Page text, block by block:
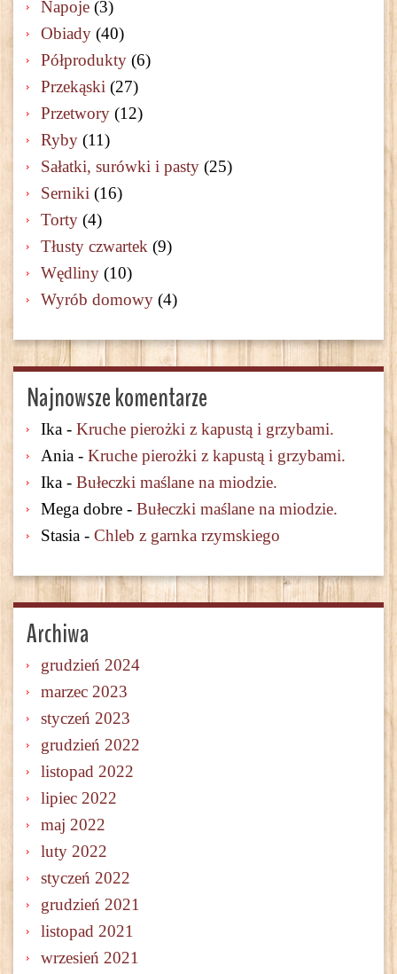
Napoje (3)
Obiady (40)
Półprodukty (6)
Przekąski (27)
Przetwory (12)
Ryby (11)
Sałatki, surówki i pasty (25)
Serniki (16)
Torty (4)
Tłusty czwartek (9)
Wędliny (10)
Wyrób domowy (4)
Najnowsze komentarze
Ika - Kruche pierożki z kapustą i grzybami.
Ania - Kruche pierożki z kapustą i grzybami.
Ika - Bułeczki maślane na miodzie.
Mega dobre - Bułeczki maślane na miodzie.
Stasia - Chleb z garnka rzymskiego
Archiwa
grudzień 2024
marzec 2023
styczeń 2023
grudzień 2022
listopad 2022
lipiec 2022
maj 2022
luty 2022
styczeń 2022
grudzień 2021
listopad 2021
wrzesień 2021